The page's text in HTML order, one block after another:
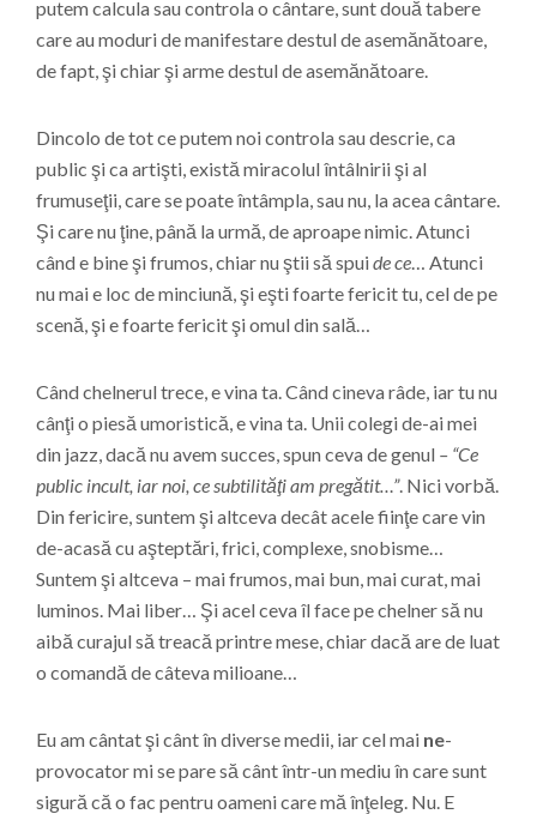
putem calcula sau controla o cântare, sunt două tabere
care au moduri de manifestare destul de asemănătoare,
de fapt, şi chiar şi arme destul de asemănătoare.
Dincolo de tot ce putem noi controla sau descrie, ca
public şi ca artişti, există miracolul întâlnirii şi al
frumuseţii, care se poate întâmpla, sau nu, la acea cântare.
Şi care nu ţine, până la urmă, de aproape nimic. Atunci
când e bine şi frumos, chiar nu ştii să spui de ce… Atunci
nu mai e loc de minciună, şi eşti foarte fericit tu, cel de pe
scenă, şi e foarte fericit şi omul din sală…
Când chelnerul trece, e vina ta. Când cineva râde, iar tu nu
cânţi o piesă umoristică, e vina ta. Unii colegi de-ai mei
din jazz, dacă nu avem succes, spun ceva de genul – “Ce
public incult, iar noi, ce subtilităţi am pregătit…”. Nici vorbă.
Din fericire, suntem şi altceva decât acele fiinţe care vin
de-acasă cu aşteptări, frici, complexe, snobisme…
Suntem şi altceva – mai frumos, mai bun, mai curat, mai
luminos. Mai liber… Şi acel ceva îl face pe chelner să nu
aibă curajul să treacă printre mese, chiar dacă are de luat
o comandă de câteva milioane…
Eu am cântat şi cânt în diverse medii, iar cel mai ne-
provocator mi se pare să cânt într-un mediu în care sunt
sigură că o fac pentru oameni care mă înţeleg. Nu. E